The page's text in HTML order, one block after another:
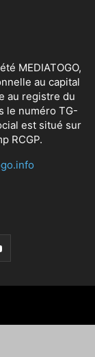
MEDIATOGO,
au capital
au registre du
le numéro TG-
est situé sur
RCGP.